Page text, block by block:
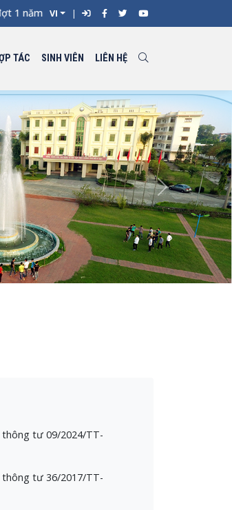
năm 2026 -
VI
TÁC SINH VIÊN LIÊN HỆ
Next
thông tư 09/2024/TT-
thông tư 36/2017/TT-